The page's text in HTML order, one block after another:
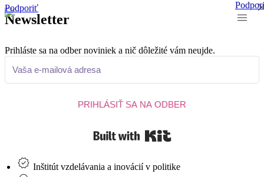
Newsletter
Prihláste sa na odber noviniek a nič dôležité vám neujde.
PRIHLÁSIŤ SA NA ODBER
Inštitút vzdelávania a inovácií v politike
Podporiť